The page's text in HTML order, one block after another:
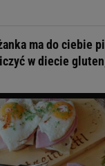
ma do ciebie
w diecie